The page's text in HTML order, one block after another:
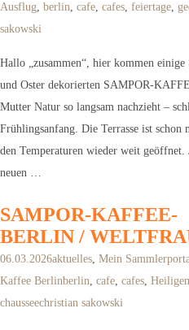
Ausflug, berlin, cafe, cafes, feiertage,
sakowski
Hallo „zusammen“, hier kommen einige
und Oster dekorierten SAMPOR-
Mutter Natur so langsam nachzieht –
Frühlingsanfang. Die Terrasse ist
den Temperaturen wieder weit geöffnet.
neuen …
SAMPOR-KAFFEE-
BERLIN /
06.03.2026aktuelles, Mein
Kaffee Berlinberlin, cafe, cafes,
chausseechristian sakowski